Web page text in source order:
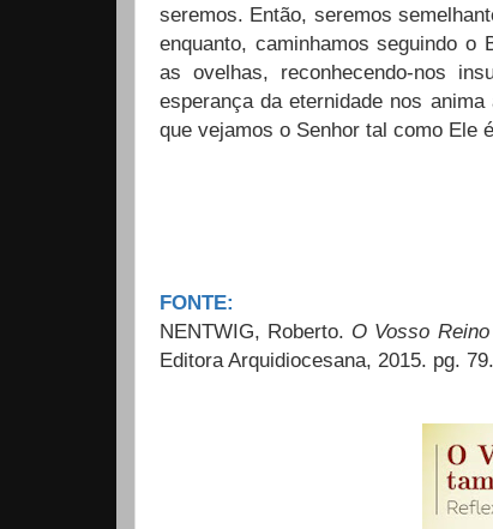
seremos. Então, seremos
enquanto, caminhamos seguindo o
as ovelhas, reconhecendo-nos
esperança da eternidade nos
que vejamos o Senhor tal como Ele
FONTE:
NENTWIG, Roberto. O Vosso
Editora Arquidiocesana, 2015. pg. 79.